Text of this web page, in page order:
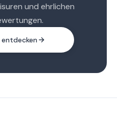
und ehrlichen
entdecken